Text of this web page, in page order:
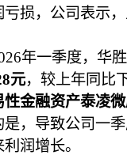
，公司表示，
年一季度，华
元，较上年同比
性金融资产泰凌
导致公司一季
润增长。